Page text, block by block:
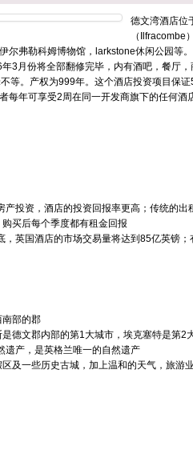
德文湾酒店位
（Ilfracombe
尔弗勒科姆博物馆，larkstone休闲公园等
3月份将全部翻修完毕，内有酒吧，餐厅
等。产权为999年。这个酒店投资项目保
每年可享受2周在同一开发商旗下的任何酒
产投资，酒店的投资回报率更高；传统的出
买后每个季度都有租金回报
，英国酒店的市场交易量将达到85亿英镑
部的郡
德文郡内部的第1大城市，埃克塞特是第2
遗产，是英格兰唯一的自然遗产
及一些历史古城，加上温和的天气，旅游